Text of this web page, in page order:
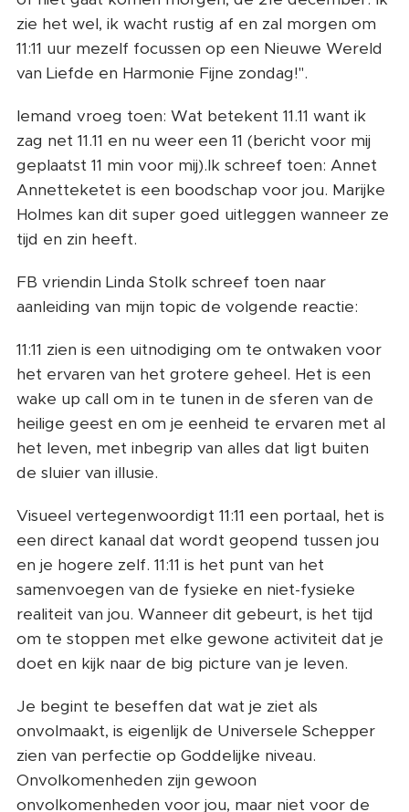
zie het wel, ik wacht rustig af en zal morgen om
11:11 uur mezelf focussen op een Nieuwe Wereld
van Liefde en Harmonie Fijne zondag!".
Iemand vroeg toen: Wat betekent 11.11 want ik
zag net 11.11 en nu weer een 11 (bericht voor mij
geplaatst 11 min voor mij).Ik schreef toen: Annet
Annetteketet is een boodschap voor jou. Marijke
Holmes kan dit super goed uitleggen wanneer ze
tijd en zin heeft.
FB vriendin Linda Stolk schreef toen naar
aanleiding van mijn topic de volgende reactie:
11:11 zien is een uitnodiging om te ontwaken voor
het ervaren van het grotere geheel. Het is een
wake up call om in te tunen in de sferen van de
heilige geest en om je eenheid te ervaren met al
het leven, met inbegrip van alles dat ligt buiten
de sluier van illusie.
Visueel vertegenwoordigt 11:11 een portaal, het is
een direct kanaal dat wordt geopend tussen jou
en je hogere zelf. 11:11 is het punt van het
samenvoegen van de fysieke en niet-fysieke
realiteit van jou. Wanneer dit gebeurt, is het tijd
om te stoppen met elke gewone activiteit dat je
doet en kijk naar de big picture van je leven.
Je begint te beseffen dat wat je ziet als
onvolmaakt, is eigenlijk de Universele Schepper
zien van perfectie op Goddelijke niveau.
Onvolkomenheden zijn gewoon
onvolkomenheden voor jou, maar niet voor de